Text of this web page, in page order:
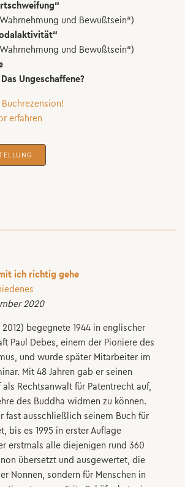
und Bewußtsein“)
und Bewußtsein“)
Ungeschaffene?
erfahren
ich richtig gehe
2020
2012) begegnete 1944 in englischer
Paul Debes, einem der Pioniere des
und wurde später Mitarbeiter im
Mit 48 Jahren gab er seinen
Rechtsanwalt für Patentrecht auf,
des Buddha widmen zu können.
fast ausschließlich seinem Buch für
bis es 1995 in erster Auflage
erstmals alle diejenigen rund 360
übersetzt und ausgewertet, die
Nonnen, sondern für Menschen in